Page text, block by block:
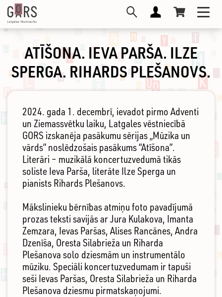
Skip
main
content
ATĪŠONA. IEVA PARŠA. ILZE
SPERGA. RIHARDS PLEŠANOVS.
2024. gada 1. decembrī, ievadot pirmo Adventi
un Ziemassvētku laiku, Latgales vēstniecībā
GORS izskanēja pasākumu sērijas „Mūzika un
vārds” noslēdzošais pasākums “Atīšona”.
Literāri – muzikālā koncertuzvedumā tikās
soliste Ieva Parša, literāte Ilze Sperga un
pianists Rihards Plešanovs.
Mākslinieku bērnības atmiņu foto pavadījumā
prozas teksti savijās ar Jura Kulakova, Imanta
Zemzara, Ievas Paršas, Alises Rancānes, Andra
Dzenīša, Oresta Silabrieža un Riharda
Plešanova solo dziesmām un instrumentālo
mūziku. Speciāli koncertuzvedumam ir tapuši
seši Ievas Paršas, Oresta Silabrieža un Riharda
Plešanova dziesmu pirmatskaņojumi.